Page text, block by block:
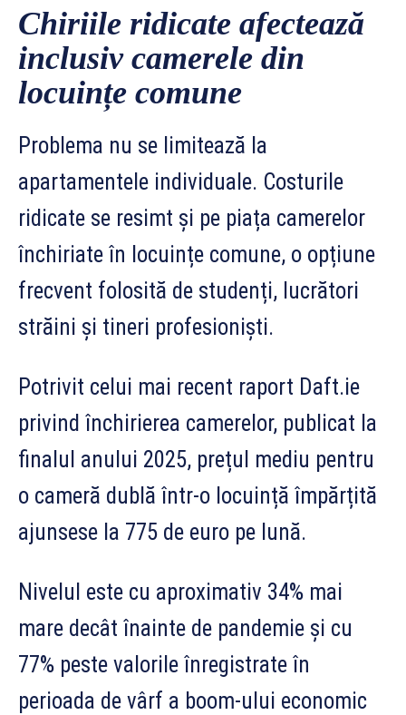
Chiriile ridicate afectează
inclusiv camerele din
locuințe comune
Problema nu se limitează la
apartamentele individuale. Costurile
ridicate se resimt și pe piața camerelor
închiriate în locuințe comune, o opțiune
frecvent folosită de studenți, lucrători
străini și tineri profesioniști.
Potrivit celui mai recent raport Daft.ie
privind închirierea camerelor, publicat la
finalul anului 2025, prețul mediu pentru
o cameră dublă într-o locuință împărțită
ajunsese la 775 de euro pe lună.
Nivelul este cu aproximativ 34% mai
mare decât înainte de pandemie și cu
77% peste valorile înregistrate în
perioada de vârf a boom-ului economic